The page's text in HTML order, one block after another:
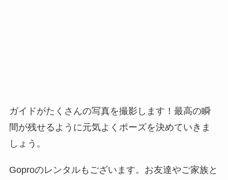
ガイドがたくさんの写真を撮影します！最高の瞬
間が残せるように元気よくポーズを決めていきま
しょう。
Goproのレンタルもございます。お友達やご家族と